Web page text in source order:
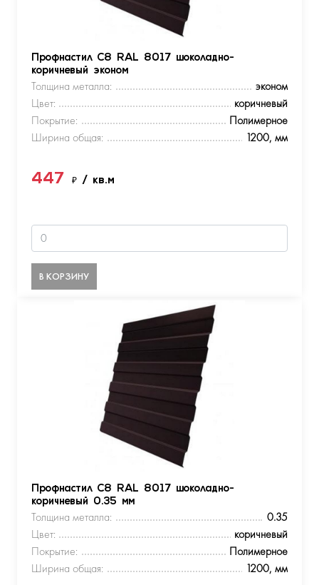
Профнастил С8 RAL 8017 шоколадно-
коричневый эконом
Толщина металла:
эконом
Цвет:
коричневый
Покрытие:
Полимерное
Ширина общая:
1200, мм
447 ₽ / кв.м
В КОРЗИНУ
Профнастил С8 RAL 8017 шоколадно-
коричневый 0.35 мм
Толщина металла:
0.35
Цвет:
коричневый
Покрытие:
Полимерное
Ширина общая:
1200, мм